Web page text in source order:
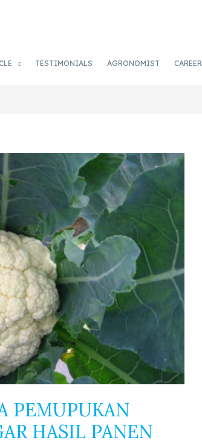
TESTIMONIALS AGRONOMIST CAREER
PEMUPUKAN
HASIL PANEN